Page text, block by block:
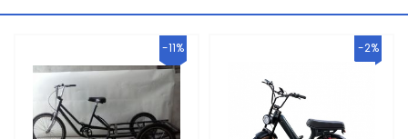
-11% -2%